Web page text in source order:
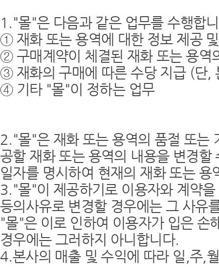
1."몰"은 다음과 같은 업무를 수행합
① 재화 또는 용역에 대한 정보 제공
② 구매계약이 체결된 재화 또는 용역
③ 재화의 구매에 따른 수당 지급 (단,
④ 기타 "몰"이 정하는 업무
2."몰"은 재화 또는 용역의 품절 또는
공할 재화 또는 용역의 내용을 변경
일자를 명시하여 현재의 재화 또는
3."몰"이 제공하기로 이용자와 계약
등의사유로 변경할 경우에는 그 사유
"몰"은 이로 인하여 이용자가 입은 손
경우에는 그러하지 아니합니다.
4.본사의 매출 및 수익에 따라 일,주,